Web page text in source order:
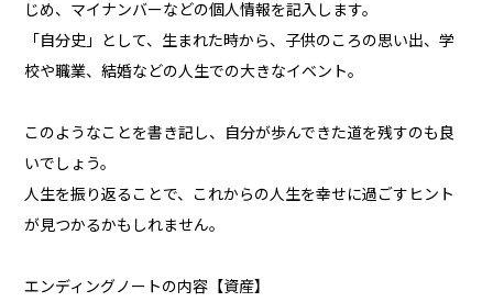
じめ、マイナンバーなどの個人情報を記入します。
「自分史」として、生まれた時から、子供のころの思い出、学
校や職業、結婚などの人生での大きなイベント。
このようなことを書き記し、自分が歩んできた道を残すのも良
いでしょう。
人生を振り返ることで、これからの人生を幸せに過ごすヒント
が見つかるかもしれません。
エンディングノートの内容【資産】